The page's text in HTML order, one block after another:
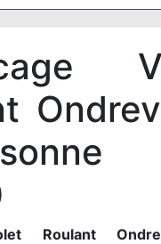
Roulant